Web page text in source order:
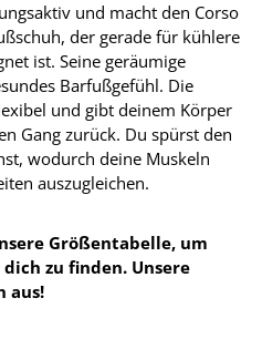
und macht den Corso
der gerade für kühlere
ist. Seine geräumige
Barfußgefühl. Die
und gibt deinem Körper
Gang zurück. Du spürst den
wodurch deine Muskeln
auszugleichen.
Größentabelle, um
zu finden. Unsere
aus!